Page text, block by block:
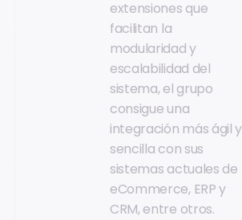
extensiones que
facilitan la
modularidad y
escalabilidad del
sistema, el grupo
consigue una
integración más ágil y
sencilla con sus
sistemas actuales de
eCommerce, ERP y
CRM, entre otros.